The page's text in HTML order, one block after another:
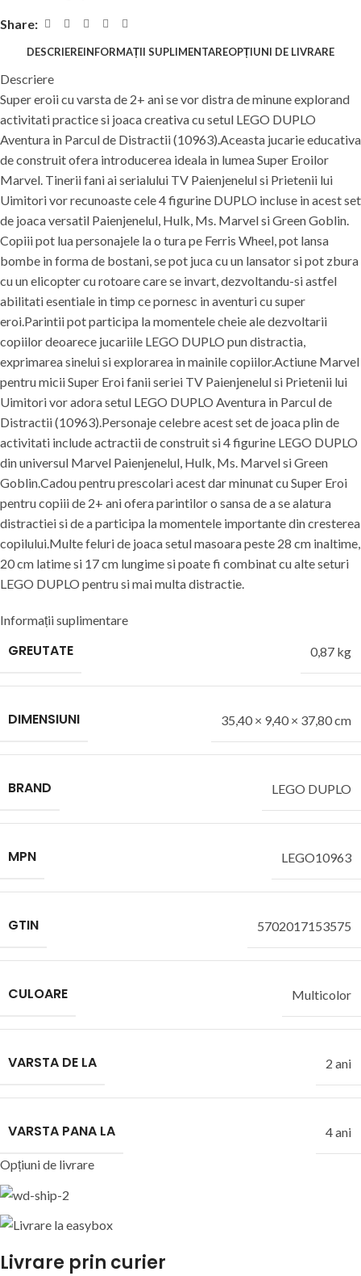
Share:
DESCRIEREINFORMAȚII SUPLIMENTAREOPȚIUNI DE LIVRARE
Descriere
Super eroii cu varsta de 2+ ani se vor distra de minune explorand
activitati practice si joaca creativa cu setul LEGO DUPLO
Aventura in Parcul de Distractii (10963).Aceasta jucarie educativa
de construit ofera introducerea ideala in lumea Super Eroilor
Marvel. Tinerii fani ai serialului TV Paienjenelul si Prietenii lui
Uimitori vor recunoaste cele 4 figurine DUPLO incluse in acest set
de joaca versatil Paienjenelul, Hulk, Ms. Marvel si Green Goblin.
Copiii pot lua personajele la o tura pe Ferris Wheel, pot lansa
bombe in forma de bostani, se pot juca cu un lansator si pot zbura
cu un elicopter cu rotoare care se invart, dezvoltandu-si astfel
abilitati esentiale in timp ce pornesc in aventuri cu super
eroi.Parintii pot participa la momentele cheie ale dezvoltarii
copiilor deoarece jucariile LEGO DUPLO pun distractia,
exprimarea sinelui si explorarea in mainile copiilor.Actiune Marvel
pentru micii Super Eroi fanii seriei TV Paienjenelul si Prietenii lui
Uimitori vor adora setul LEGO DUPLO Aventura in Parcul de
Distractii (10963).Personaje celebre acest set de joaca plin de
activitati include actractii de construit si 4 figurine LEGO DUPLO
din universul Marvel Paienjenelul, Hulk, Ms. Marvel si Green
Goblin.Cadou pentru prescolari acest dar minunat cu Super Eroi
pentru copiii de 2+ ani ofera parintilor o sansa de a se alatura
distractiei si de a participa la momentele importante din cresterea
copilului.Multe feluri de joaca setul masoara peste 28 cm inaltime,
20 cm latime si 17 cm lungime si poate fi combinat cu alte seturi
LEGO DUPLO pentru si mai multa distractie.
Informații suplimentare
GREUTATE 0,87 kg
DIMENSIUNI 35,40 × 9,40 × 37,80 cm
BRAND LEGO DUPLO
MPN LEGO10963
GTIN 5702017153575
CULOARE Multicolor
VARSTA DE LA 2 ani
VARSTA PANA LA 4 ani
Opțiuni de livrare
Livrare prin curier